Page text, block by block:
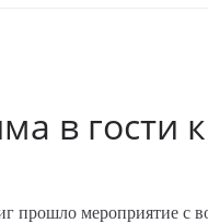
в гости
прошло мероприятие с